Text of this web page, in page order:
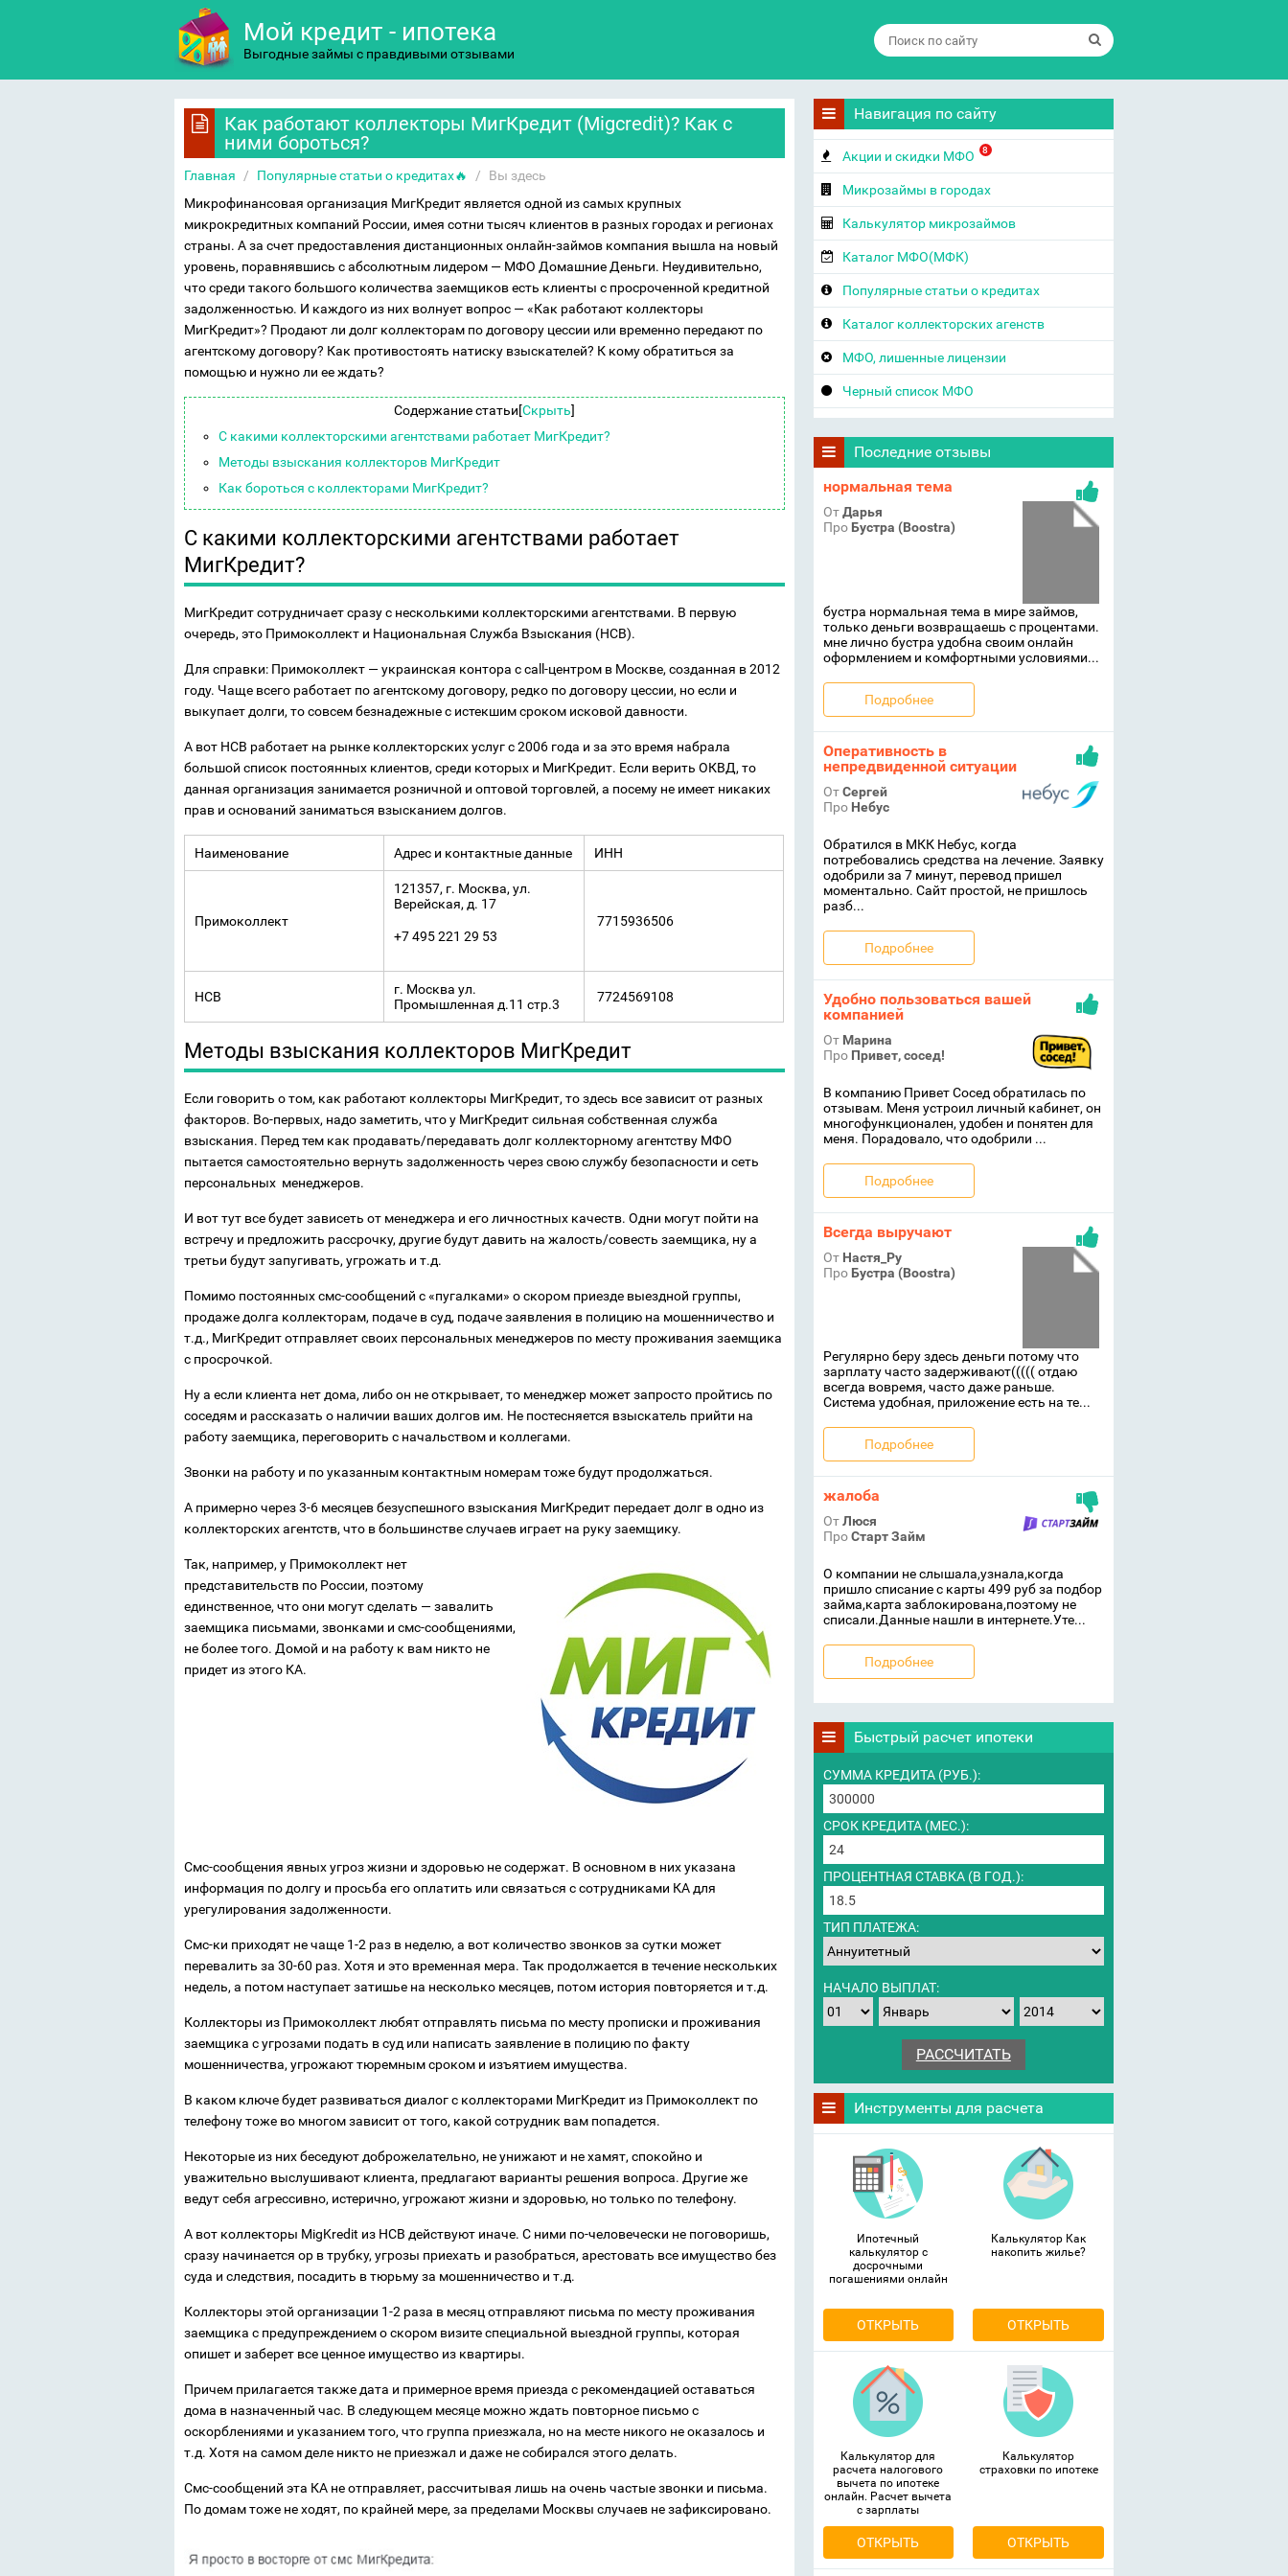
Мой кредит - ипотека
Выгодные займы с правдивыми отзывами
Как работают коллекторы МигКредит (Migcredit)? Как с
ними бороться?
Главная / Популярные статьи о кредитах🔥 /
Вы здесь
Микрофинансовая организация МигКредит является одной из самых крупных
микрокредитных компаний России, имея сотни тысяч клиентов в разных городах и регионах
страны. А за счет предоставления дистанционных онлайн-займов компания вышла на новый
уровень, поравнявшись с абсолютным лидером — МФО Домашние Деньги. Неудивительно,
что среди такого большого количества заемщиков есть клиенты с просроченной кредитной
задолженностью. И каждого из них волнует вопрос — «Как работают коллекторы
МигКредит»? Продают ли долг коллекторам по договору цессии или временно передают по
агентскому договору? Как противостоять натиску взыскателей? К кому обратиться за
помощью и нужно ли ее ждать?
Содержание статьи[Скрыть]
С какими коллекторскими агентствами работает МигКредит?
Методы взыскания коллекторов МигКредит
Как бороться с коллекторами МигКредит?
С какими коллекторскими агентствами работает
МигКредит?
МигКредит сотрудничает сразу с несколькими коллекторскими агентствами. В первую
очередь, это Примоколлект и Национальная Служба Взыскания (НСВ).
Для справки: Примоколлект — украинская контора с call-центром в Москве, созданная в 2012
году. Чаще всего работает по агентскому договору, редко по договору цессии, но если и
выкупает долги, то совсем безнадежные с истекшим сроком исковой давности.
А вот НСВ работает на рынке коллекторских услуг с 2006 года и за это время набрала
большой список постоянных клиентов, среди которых и МигКредит. Если верить ОКВД, то
данная организация занимается розничной и оптовой торговлей, а посему не имеет никаких
прав и оснований заниматься взысканием долгов.
Наименование Адрес и контактные данные ИНН
Примоколлект
121357, г. Москва, ул.
Верейская, д. 17
+7 495 221 29 53
7715936506
НСВ
г. Москва ул.
Промышленная д.11 стр.3
7724569108
Методы взыскания коллекторов МигКредит
Если говорить о том, как работают коллекторы МигКредит, то здесь все зависит от разных
факторов. Во-первых, надо заметить, что у МигКредит сильная собственная служба
взыскания. Перед тем как продавать/передавать долг коллекторному агентству МФО
пытается самостоятельно вернуть задолженность через свою службу безопасности и сеть
персональных менеджеров.
И вот тут все будет зависеть от менеджера и его личностных качеств. Одни могут пойти на
встречу и предложить рассрочку, другие будут давить на жалость/совесть заемщика, ну а
третьи будут запугивать, угрожать и т.д.
Помимо постоянных смс-сообщений с «пугалками» о скором приезде выездной группы,
продаже долга коллекторам, подаче в суд, подаче заявления в полицию на мошенничество и
т.д., МигКредит отправляет своих персональных менеджеров по месту проживания заемщика
с просрочкой.
Ну а если клиента нет дома, либо он не открывает, то менеджер может запросто пройтись по
соседям и рассказать о наличии ваших долгов им. Не постесняется взыскатель прийти на
работу заемщика, переговорить с начальством и коллегами.
Звонки на работу и по указанным контактным номерам тоже будут продолжаться.
А примерно через 3-6 месяцев безуспешного взыскания МигКредит передает долг в одно из
коллекторских агентств, что в большинстве случаев играет на руку заемщику.
Так, например, у Примоколлект нет
представительств по России, поэтому
единственное, что они могут сделать — завалить
заемщика письмами, звонками и смс-сообщениями,
не более того. Домой и на работу к вам никто не
придет из этого КА.
Смс-сообщения явных угроз жизни и здоровью не содержат. В основном в них указана
информация по долгу и просьба его оплатить или связаться с сотрудниками КА для
урегулирования задолженности.
Смс-ки приходят не чаще 1-2 раз в неделю, а вот количество звонков за сутки может
перевалить за 30-60 раз. Хотя и это временная мера. Так продолжается в течение нескольких
недель, а потом наступает затишье на несколько месяцев, потом история повторяется и т.д.
Коллекторы из Примоколлект любят отправлять письма по месту прописки и проживания
заемщика с угрозами подать в суд или написать заявление в полицию по факту
мошенничества, угрожают тюремным сроком и изъятием имущества.
В каком ключе будет развиваться диалог с коллекторами МигКредит из Примоколлект по
телефону тоже во многом зависит от того, какой сотрудник вам попадется.
Некоторые из них беседуют доброжелательно, не унижают и не хамят, спокойно и
уважительно выслушивают клиента, предлагают варианты решения вопроса. Другие же
ведут себя агрессивно, истерично, угрожают жизни и здоровью, но только по телефону.
А вот коллекторы MigKredit из НСВ действуют иначе. С ними по-человечески не поговоришь,
сразу начинается ор в трубку, угрозы приехать и разобраться, арестовать все имущество без
суда и следствия, посадить в тюрьму за мошенничество и т.д.
Коллекторы этой организации 1-2 раза в месяц отправляют письма по месту проживания
заемщика с предупреждением о скором визите специальной выездной группы, которая
опишет и заберет все ценное имущество из квартиры.
Причем прилагается также дата и примерное время приезда с рекомендацией оставаться
дома в назначенный час. В следующем месяце можно ждать повторное письмо с
оскорблениями и указанием того, что группа приезжала, но на месте никого не оказалось и
т.д. Хотя на самом деле никто не приезжал и даже не собирался этого делать.
Смс-сообщений эта КА не отправляет, рассчитывая лишь на очень частые звонки и письма.
По домам тоже не ходят, по крайней мере, за пределами Москвы случаев не зафиксировано.
Навигация по сайту
Акции и скидки МФО 8
Микрозаймы в городах
Калькулятор микрозаймов
Каталог МФО(МФК)
Популярные статьи о кредитах
Каталог коллекторских агенств
МФО, лишенные лицензии
Черный список МФО
Последние отзывы
нормальная тема
ОтДарья
Про Бустра (Boostra)
бустра нормальная тема в мире займов,
только деньги возвращаешь с процентами.
мне лично бустра удобна своим онлайн
оформлением и комфортными условиями...
Подробнее
Оперативность в
непредвиденной ситуации
ОтСергей
Про Небус
Обратился в МКК Небус, когда
потребовались средства на лечение. Заявку
одобрили за 7 минут, перевод пришел
моментально. Сайт простой, не пришлось
разб...
Подробнее
Удобно пользоваться вашей
компанией
От Марина
Про Привет, сосед!
В компанию Привет Сосед обратилась по
отзывам. Меня устроил личный кабинет, он
многофункционален, удобен и понятен для
меня. Порадовало, что одобрили ...
Подробнее
Всегда выручают
От Настя_Ру
Про Бустра (Boostra)
Регулярно беру здесь деньги потому что
зарплату часто задерживают((((( отдаю
всегда вовремя, часто даже раньше.
Система удобная, приложение есть на те...
Подробнее
жалоба
ОтЛюся
ПроСтарт Займ
О компании не слышала,узнала,когда
пришло списание с карты 499 руб за подбор
займа,карта заблокирована,поэтому не
списали.Данные нашли в интернете.Уте...
Подробнее
Быстрый расчет ипотеки
СУММА КРЕДИТА (РУБ.):
СРОК КРЕДИТА (МЕС.):
ПРОЦЕНТНАЯ СТАВКА (В ГОД.):
ТИП ПЛАТЕЖА:
НАЧАЛО ВЫПЛАТ:
Инструменты для расчета
Ипотечный
калькулятор с
досрочными
погашениями онлайн
ОТКРЫТЬ
Калькулятор Как
накопить жилье?
ОТКРЫТЬ
Калькулятор для
расчета налогового
вычета по ипотеке
онлайн. Расчет вычета
с зарплаты
ОТКРЫТЬ
Калькулятор
страховки по ипотеке
ОТКРЫТЬ